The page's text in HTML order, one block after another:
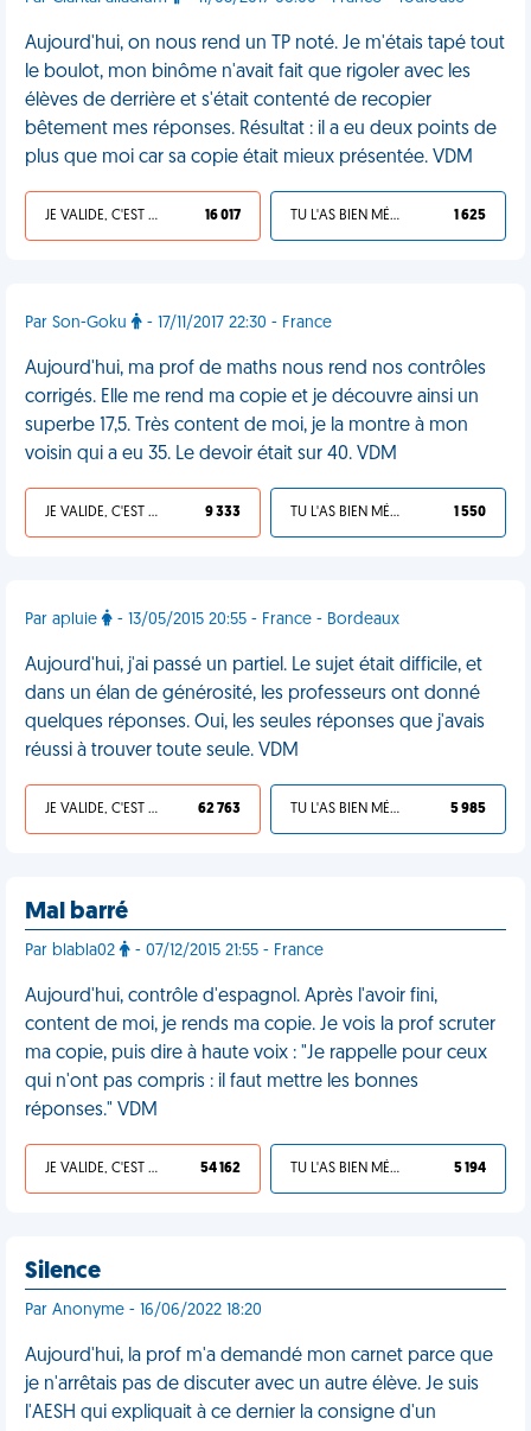
Aujourd'hui, on nous rend un TP noté. Je m'étais tapé tout
le boulot, mon binôme n'avait fait que rigoler avec les
élèves de derrière et s'était contenté de recopier
bêtement mes réponses. Résultat : il a eu deux points de
plus que moi car sa copie était mieux présentée. VDM
JE VALIDE, C'EST UNE VDM 16 017 TU L'AS BIEN MÉRITÉ 1 625
Par Son-Goku - 17/11/2017 22:30 - France
Aujourd'hui, ma prof de maths nous rend nos contrôles
corrigés. Elle me rend ma copie et je découvre ainsi un
superbe 17,5. Très content de moi, je la montre à mon
voisin qui a eu 35. Le devoir était sur 40. VDM
JE VALIDE, C'EST UNE VDM 9 333 TU L'AS BIEN MÉRITÉ 1 550
Par apluie - 13/05/2015 20:55 - France - Bordeaux
Aujourd'hui, j'ai passé un partiel. Le sujet était difficile, et
dans un élan de générosité, les professeurs ont donné
quelques réponses. Oui, les seules réponses que j'avais
réussi à trouver toute seule. VDM
JE VALIDE, C'EST UNE VDM 62 763 TU L'AS BIEN MÉRITÉ 5 985
Mal barré
Par blabla02 - 07/12/2015 21:55 - France
Aujourd'hui, contrôle d'espagnol. Après l'avoir fini,
content de moi, je rends ma copie. Je vois la prof scruter
ma copie, puis dire à haute voix : "Je rappelle pour ceux
qui n'ont pas compris : il faut mettre les bonnes
réponses." VDM
JE VALIDE, C'EST UNE VDM 54 162 TU L'AS BIEN MÉRITÉ 5 194
Silence
Par Anonyme - 16/06/2022 18:20
Aujourd'hui, la prof m'a demandé mon carnet parce que
je n'arrêtais pas de discuter avec un autre élève. Je suis
l'AESH qui expliquait à ce dernier la consigne d'un